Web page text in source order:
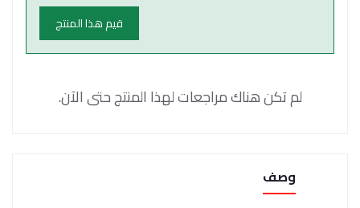
قيم هذا المنتج
لم تكن هناك مراجعات لهذا المنتج حتى الآن.
وصف